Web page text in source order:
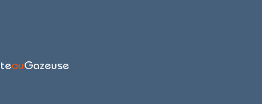
ouGazeuse